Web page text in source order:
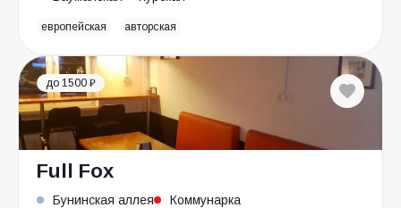
европейская авторская
до 1500 ₽
Full Fox
Бунинская аллея Коммунарка